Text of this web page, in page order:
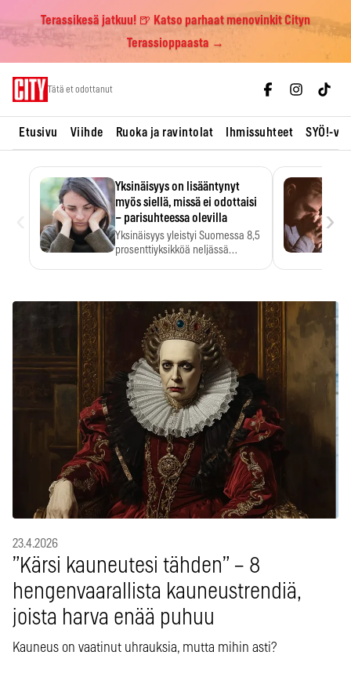
Terassikesä jatkuu! 🍺 Katso parhaat menovinkit Cityn
Terassioppaasta →
Tätä et odottanut
Etusivu Viihde Ruoka ja ravintolat Ihmissuhteet SYÖ!-
Yksinäisyys on lisääntynyt
myös siellä, missä ei odottaisi
– parisuhteessa olevilla
Yksinäisyys yleistyi Suomessa 8,5
prosenttiyksikköä neljässä
›
23.4.2026
”Kärsi kauneutesi tähden” – 8
hengenvaarallista kauneustrendiä,
joista harva enää puhuu
Kauneus on vaatinut uhrauksia, mutta mihin asti?